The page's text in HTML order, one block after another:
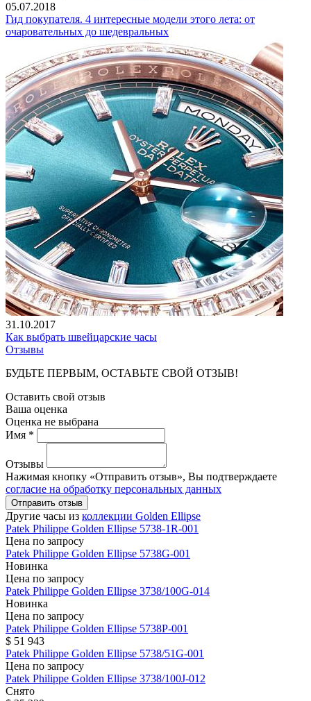
05.07.2018
Гид покупателя. 4 интересные модели этого лета: от
очаровательных до шедевральных
31.10.2017
Как выбрать швейцарские часы
Отзывы
БУДЬТЕ ПЕРВЫМ, ОСТАВЬТЕ СВОЙ ОТЗЫВ!
Оставить свой отзыв
Ваша оценка
Оценка не выбрана
Имя *
Отзывы
Нажимая кнопку «Отправить отзыв», Вы подтверждаете
согласие на обработку персональных данных
Отправить отзыв
Другие часы из коллекции Golden Ellipse
Patek Philippe Golden Ellipse 5738-1R-001
Цена по запросу
Patek Philippe Golden Ellipse 5738G-001
Новинка
Цена по запросу
Patek Philippe Golden Ellipse 3738/100G-014
Новинка
Цена по запросу
Patek Philippe Golden Ellipse 5738P-001
$ 51 943
Patek Philippe Golden Ellipse 5738/51G-001
Цена по запросу
Patek Philippe Golden Ellipse 3738/100J-012
Снято